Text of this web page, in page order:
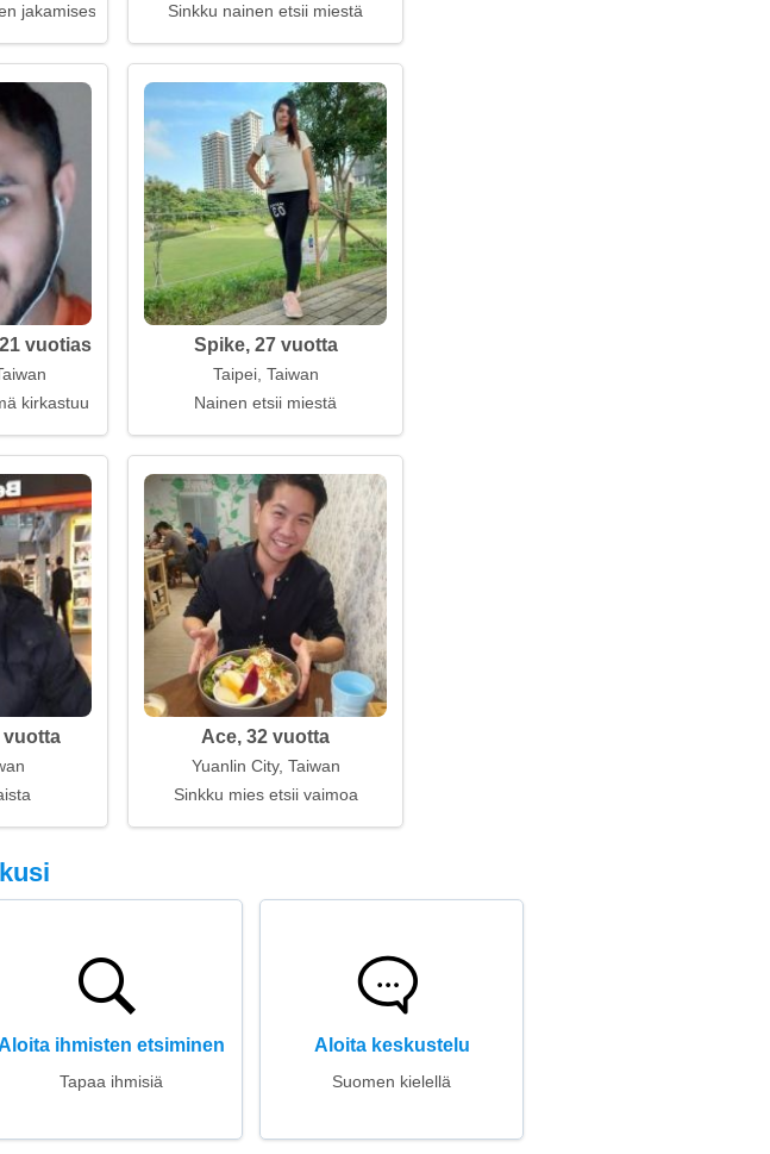
jakamisesta yhdessäSinkku nainen etsii miestä
vuotias
kirkastuu
Spike, 27 vuotta
Taipei, Taiwan
Nainen etsii miestä
vuotta Ace, 32 vuotta
Yuanlin City, Taiwan
Sinkku mies etsii vaimoa
ihmisten etsiminen
Tapaa ihmisiä
Aloita keskustelu
Suomen kielellä